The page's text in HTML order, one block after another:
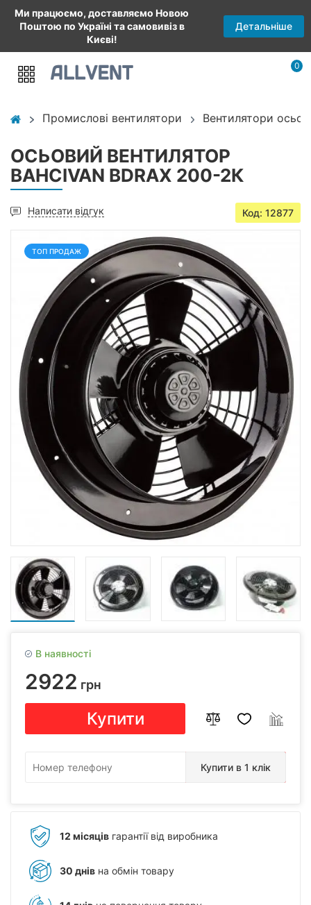
Ми працюємо, доставляємо Новою
Поштою по Україні та самовивіз в
Києві!
Детальніше
0
Промислові вентилятори Вентилятори
ОСЬОВИЙ ВЕНТИЛЯТОР
BAHCIVAN BDRAX 200-2К
Написати відгук Код: 12877
ТОП ПРОДАЖ
В наявності
2922 грн
Купити
Купити в 1 клік
12 місяців гарантії від виробника
30 днів на обмін товару